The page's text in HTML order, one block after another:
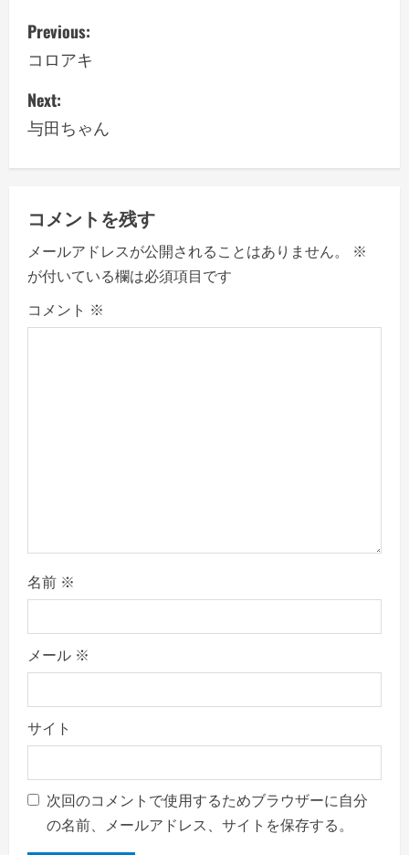
P
o
s
t
n
a
v
i
g
Previous:
コロアキ
Next:
与田ちゃん
コメントを残す
メールアドレスが公開されることはありません。
※
が付いている欄は必須項目です
コメント ※
名前 ※
メール ※
サイト
次回のコメントで使用するためブラウザーに自分
の名前、メールアドレス、サイトを保存する。